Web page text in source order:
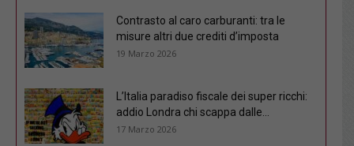
Contrasto al caro carburanti: tra le
misure altri due crediti d’imposta
19 Marzo 2026
L’Italia paradiso fiscale dei super ricchi:
addio Londra chi scappa dalle...
17 Marzo 2026